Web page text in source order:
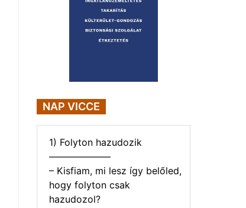
NAP VICCE
1) Folyton hazudozik
——————–
– Kisfiam, mi lesz így belőled,
hogy folyton csak
hazudozol?